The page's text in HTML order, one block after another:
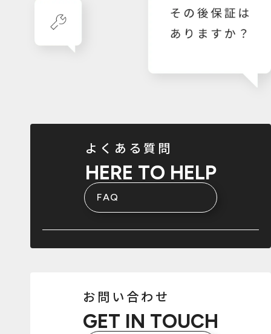
よくある質問
HERE TO HELP
FAQ
お問い合わせ
GET IN TOUCH